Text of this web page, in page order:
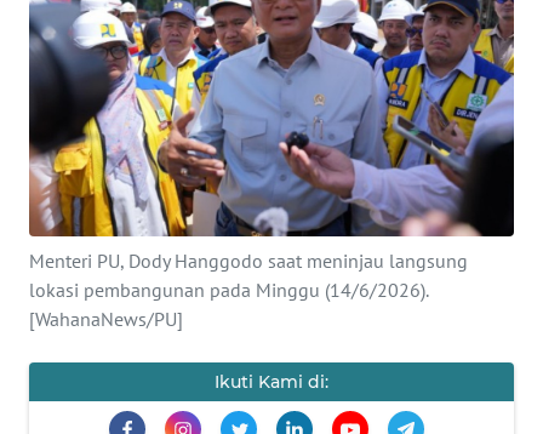
Menteri PU, Dody Hanggodo saat meninjau langsung
lokasi pembangunan pada Minggu (14/6/2026).
[WahanaNews/PU]
Ikuti Kami di:
KESEHATAN
INTERNASIONAL
SERBA-SERBI
PENDIDIKAN
OLAHRAGA
EDITORIAL